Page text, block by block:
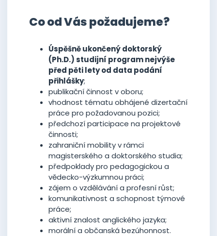
Co od Vás požadujeme?
Úspěšně ukončený doktorský
(Ph.D.) studijní program nejvýše
před pěti lety od data podání
přihlášky;
publikační činnost v oboru;
vhodnost tématu obhájené dizertační
práce pro požadovanou pozici;
předchozí participace na projektové
činnosti;
zahraniční mobility v rámci
magisterského a doktorského studia;
předpoklady pro pedagogickou a
vědecko-výzkumnou práci;
zájem o vzdělávání a profesní růst;
komunikativnost a schopnost týmové
práce;
aktivní znalost anglického jazyka;
morální a občanská bezúhonnost.